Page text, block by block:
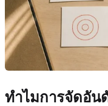
ทำไมการจัดอัน